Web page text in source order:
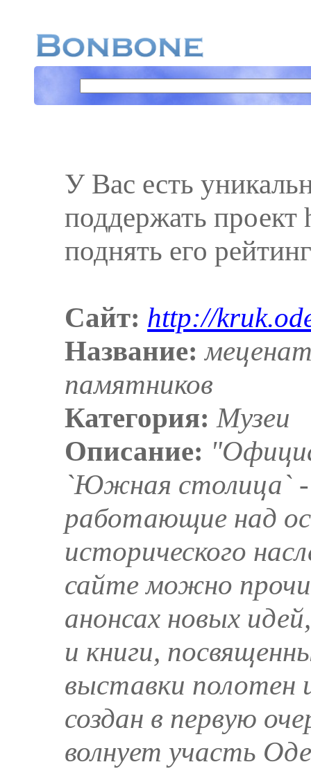
У Вас есть
поддержать проект
поднять его
Сайт: http://
Название:
памятников
Категория: Музеи
Описание:
`Южная столица` -
работающие над
исторического
сайте можно
анонсах новых
и книги,
выставки полотен
создан в первую
волнует участь